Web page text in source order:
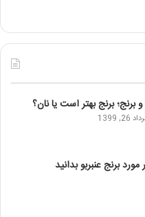
برنج؛ برنج بهتر است یا نان؟
26, 1399
برنج عنبربو بدانید